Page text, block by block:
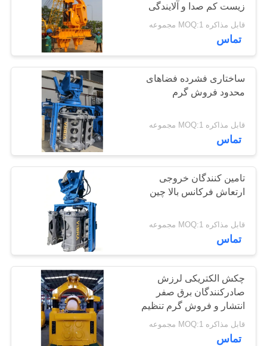
کنترل
کیفیت
تماس
بگیرید
اخبار
درخواست
نقل قول
نقشه
سایت
چکش الکتریکی لرزان
درایور شمع دستگیره
جانبی
چهار راننده انبوه
25
زیست کم صدا و آلایندگی
صفر برای محیط‌های
حساس در فضای باز
قابل مذاکره MOQ:1 مجموعه
تماس
ساختاری فشرده فضاهای
محدود فروش گرم
قابل مذاکره MOQ:1 مجموعه
تماس
تامین کنندگان خروجی
ارتعاش فرکانس بالا چین
قابل مذاکره MOQ:1 مجموعه
تماس
چکش الکتریکی لرزش
صادرکنندگان برق صفر
انتشار و فروش گرم تنظیم
کنترلر فرکانس ضربه برای
جرثقیل 50T
قابل مذاکره MOQ:1 مجموعه
تماس